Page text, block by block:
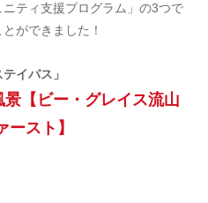
ティ支援プログラム」の3つで
ができました！
イパス」
景【ビー・グレイス流山
スト】